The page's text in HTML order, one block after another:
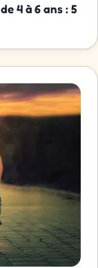
4 à 6 ans : 5